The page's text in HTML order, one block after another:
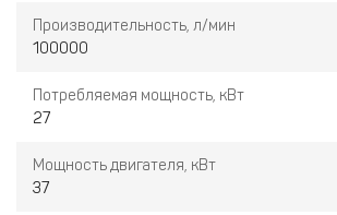
Производительность, л/мин
100000
Потребляемая мощность, кВт
27
Мощность двигателя, кВт
37